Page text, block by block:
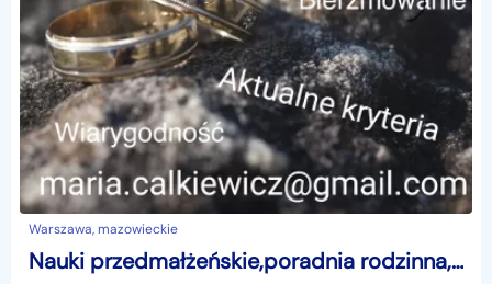
Warszawa, mazowieckie
Nauki przedmałżeńskie,poradnia rodzinna,bierzmowanie, zaś dla chrzestnych